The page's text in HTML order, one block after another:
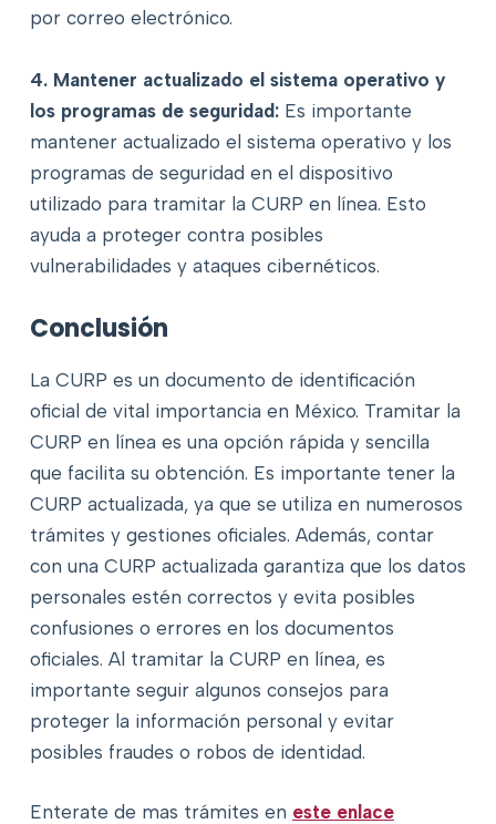
por correo electrónico.
4. Mantener actualizado el sistema operativo y
los programas de seguridad:Es importante
mantener actualizado el sistema operativo y los
programas de seguridad en el dispositivo
utilizado para tramitar la CURP en línea. Esto
ayuda a proteger contra posibles
vulnerabilidades y ataques cibernéticos.
Conclusión
La CURP es un documento de identificación
oficial de vital importancia en México. Tramitar la
CURP en línea es una opción rápida y sencilla
que facilita su obtención. Es importante tener la
CURP actualizada, ya que se utiliza en numerosos
trámites y gestiones oficiales. Además, contar
con una CURP actualizada garantiza que los datos
personales estén correctos y evita posibles
confusiones o errores en los documentos
oficiales. Al tramitar la CURP en línea, es
importante seguir algunos consejos para
proteger la información personal y evitar
posibles fraudes o robos de identidad.
Enterate de mas trámites en este enlace